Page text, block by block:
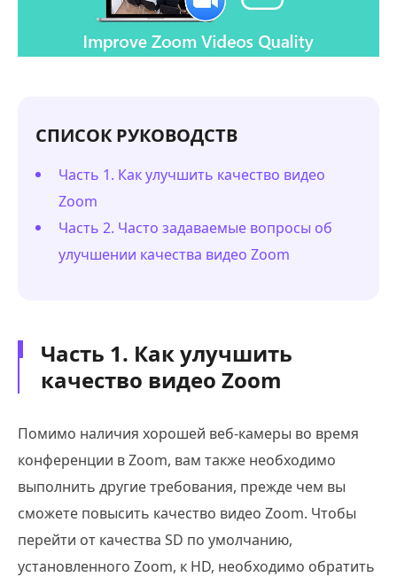
СПИСОК РУКОВОДСТВ
Часть 1. Как улучшить качество видео
Zoom
Часть 2. Часто задаваемые вопросы об
улучшении качества видео Zoom
Часть 1. Как улучшить
качество видео Zoom
Помимо наличия хорошей веб-камеры во время
конференции в Zoom, вам также необходимо
выполнить другие требования, прежде чем вы
сможете повысить качество видео Zoom. Чтобы
перейти от качества SD по умолчанию,
установленного Zoom, к HD, необходимо обратить